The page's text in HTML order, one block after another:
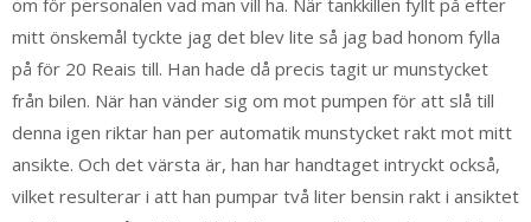
om för personalen vad man vill ha. När tankkillen fyllt på efter
mitt önskemål tyckte jag det blev lite så jag bad honom fylla
på för 20 Reais till. Han hade då precis tagit ur munstycket
från bilen. När han vänder sig om mot pumpen för att slå till
denna igen riktar han per automatik munstycket rakt mot mitt
ansikte. Och det värsta är, han har handtaget intryckt också,
vilket resulterar i att han pumpar två liter bensin rakt i ansiktet